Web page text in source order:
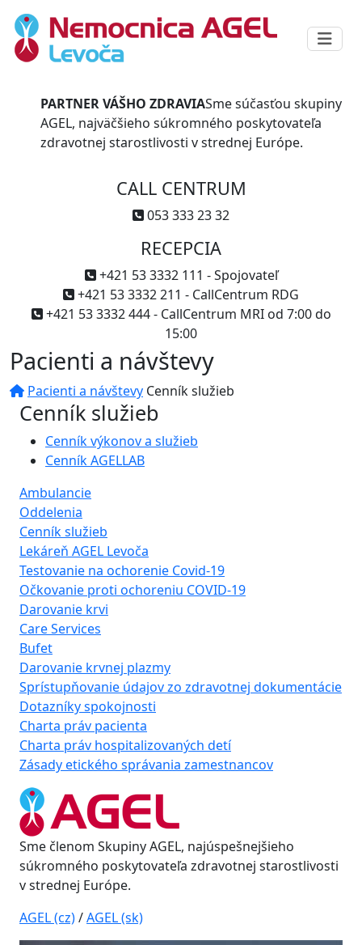
PARTNER VÁŠHO ZDRAVIASme súčasťou skupiny
AGEL, najväčšieho súkromného poskytovateľa
zdravotnej starostlivosti v strednej Európe.
CALL CENTRUM
053 333 23 32
RECEPCIA
+421 53 3332 111 - Spojovateľ
+421 53 3332 211 - CallCentrum RDG
+421 53 3332 444 - CallCentrum MRI od 7:00 do
15:00
Pacienti a návštevy
Pacienti a návštevy Cenník služieb
Cenník služieb
Cenník výkonov a služieb
Cenník AGELLAB
Ambulancie
Oddelenia
Cenník služieb
Lekáreň AGEL Levoča
Testovanie na ochorenie Covid-19
Očkovanie proti ochoreniu COVID-19
Darovanie krvi
Care Services
Bufet
Darovanie krvnej plazmy
Sprístupňovanie údajov zo zdravotnej dokumentácie
Dotazníky spokojnosti
Charta práv pacienta
Charta práv hospitalizovaných detí
Zásady etického správania zamestnancov
Sme členom Skupiny AGEL, najúspešnejšieho
súkromného poskytovateľa zdravotnej starostlivosti
v strednej Európe.
AGEL (cz)/AGEL (sk)